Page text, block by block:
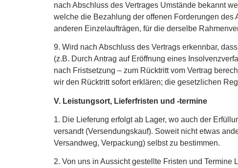
nach Abschluss des Vertrages Umstände bekannt
welche die Bezahlung der offenen Forderungen
anderen Einzelaufträgen, für die derselbe
9. Wird nach Abschluss des Vertrags erkennbar,
(z.B. Durch Antrag auf Eröffnung eines
nach Fristsetzung – zum Rücktritt vom Vertrag
wir den Rücktritt sofort erklären; die gesetzlichen
V. Leistungsort, Lieferfristen und -termine
1. Die Lieferung erfolgt ab Lager, wo auch der
versandt (Versendungskauf). Soweit nicht etwas
Versandweg, Verpackung) selbst zu bestimmen.
2. Von uns in Aussicht gestellte Fristen und